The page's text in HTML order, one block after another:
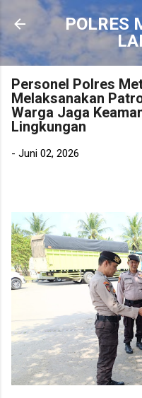
POLRES
Personel Polres
Melaksanakan
Warga Jaga
Lingkungan
- Juni 02, 2026